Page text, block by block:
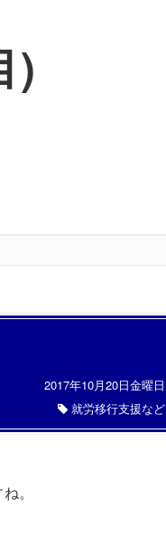
)
2017年10月20日金曜日
就労移行支援など
。